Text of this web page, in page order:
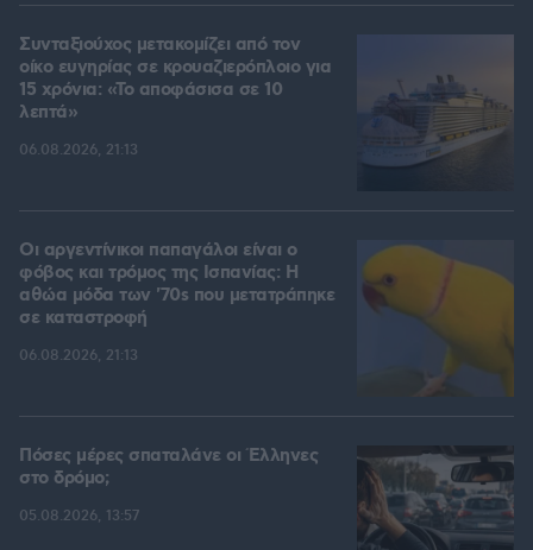
Συνταξιούχος μετακομίζει από τον
οίκο ευγηρίας σε κρουαζιερόπλοιο για
15 χρόνια: «Το αποφάσισα σε 10
λεπτά»
06.08.2026, 21:13
Οι αργεντίνικοι παπαγάλοι είναι ο
φόβος και τρόμος της Ισπανίας: Η
αθώα μόδα των '70s που μετατράπηκε
σε καταστροφή
06.08.2026, 21:13
Πόσες μέρες σπαταλάνε οι Έλληνες
στο δρόμο;
05.08.2026, 13:57